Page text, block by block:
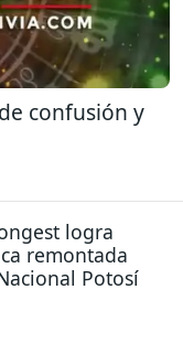
confusión y
logra
remontada
Potosí